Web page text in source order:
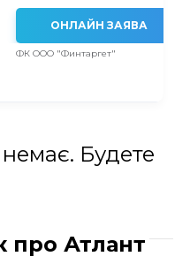
ОНЛАЙН ЗАЯВА
ФК ООО "Финтаргет"
Будете
про Атлант